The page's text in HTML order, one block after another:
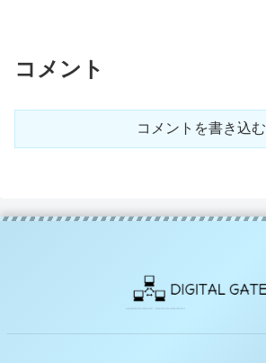
コメント
コメントを書き込む